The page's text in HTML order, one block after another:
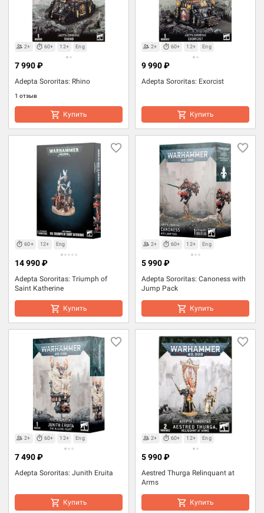
2+ 60+ 12+ Eng
Adepta Sororitas: Rhino
1 отзыв
7 990 ₽
Купить
2+ 60+ 12+ Eng
Adepta Sororitas: Exorcist
9 990 ₽
Купить
60+ 12+ Eng
Adepta Sororitas: Triumph of
Saint Katherine
14 990 ₽
Купить
2+ 60+ 12+ Eng
Adepta Sororitas: Canoness with
Jump Pack
5 990 ₽
Купить
2+ 60+ 12+ Eng
Adepta Sororitas: Junith Eruita
7 490 ₽
Купить
2+ 60+ 12+ Eng
Aestred Thurga Relinquant at
Arms
5 990 ₽
Купить